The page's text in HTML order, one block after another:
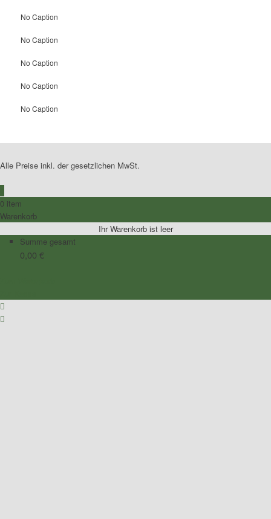
No Caption
No Caption
No Caption
No Caption
No Caption
Alle Preise inkl. der gesetzlichen MwSt.
0 item
Warenkorb
Ihr Warenkorb ist leer
Summe gesamt
0,00 €